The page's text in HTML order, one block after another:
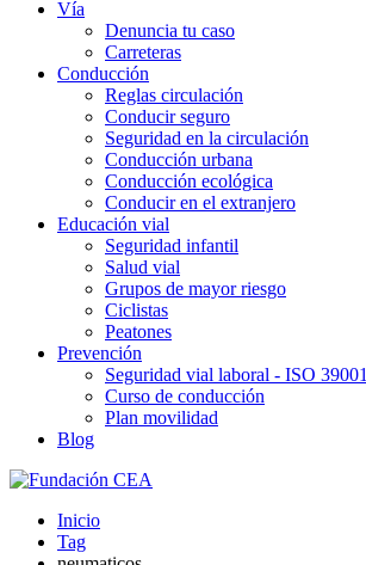
Vía
Denuncia tu caso
Carreteras
Conducción
Reglas circulación
Conducir seguro
Seguridad en la circulación
Conducción urbana
Conducción ecológica
Conducir en el extranjero
Educación vial
Seguridad infantil
Salud vial
Grupos de mayor riesgo
Ciclistas
Peatones
Prevención
Seguridad vial laboral - ISO 39001
Curso de conducción
Plan movilidad
Blog
Inicio
Tag